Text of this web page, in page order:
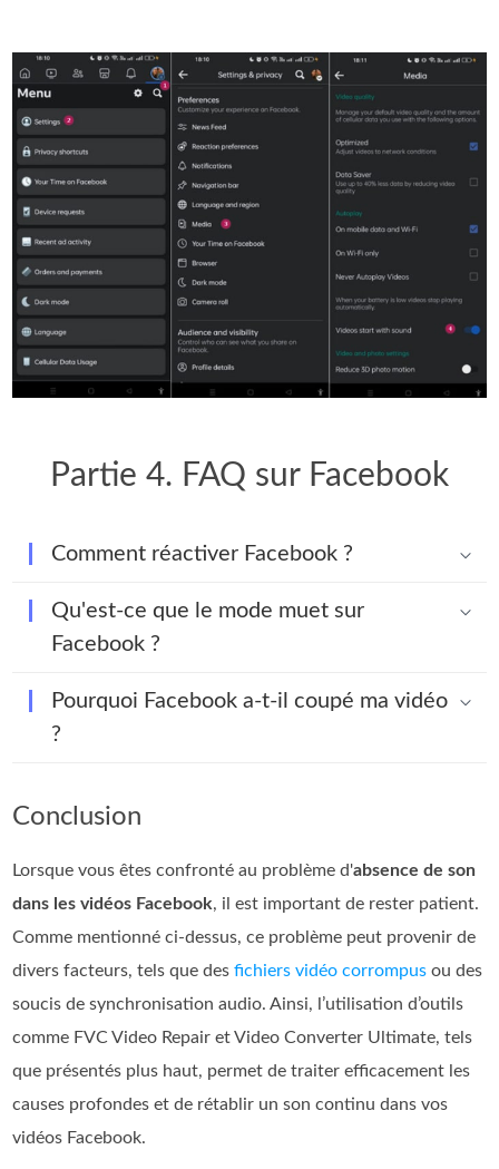
Partie 4. FAQ sur Facebook
Comment réactiver Facebook ?
Qu'est-ce que le mode muet sur
Facebook ?
Pourquoi Facebook a-t-il coupé ma vidéo
?
Conclusion
Lorsque vous êtes confronté au problème d'absence de son
dans les vidéos Facebook, il est important de rester patient.
Comme mentionné ci‑dessus, ce problème peut provenir de
divers facteurs, tels que desfichiers vidéo corrompus ou des
soucis de synchronisation audio. Ainsi, l’utilisation d’outils
comme FVC Video Repair et Video Converter Ultimate, tels
que présentés plus haut, permet de traiter efficacement les
causes profondes et de rétablir un son continu dans vos
vidéos Facebook.